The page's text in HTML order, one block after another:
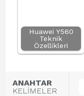
Huawei Y560
Teknik
Özellikleri
ANAHTAR
KELİMELER